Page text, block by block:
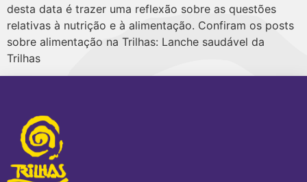
desta data é trazer uma reflexão sobre as questões
relativas à nutrição e à alimentação. Confiram os posts
sobre alimentação na Trilhas: Lanche saudável da
Trilhas